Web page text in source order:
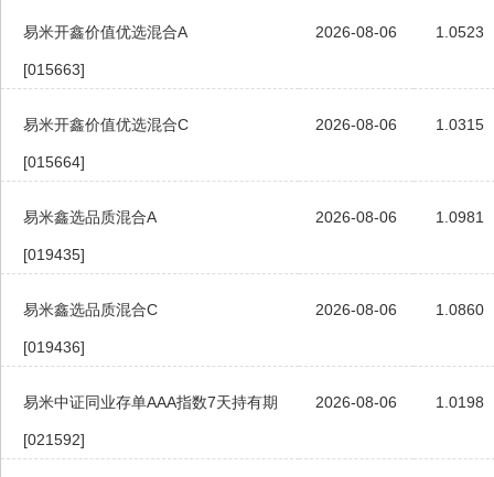
易米开鑫价值优选混合A
[015663]
2026-08-06 1.0523
易米开鑫价值优选混合C
[015664]
2026-08-06 1.0315
易米鑫选品质混合A
[019435]
2026-08-06 1.0981
易米鑫选品质混合C
[019436]
2026-08-06 1.0860
易米中证同业存单AAA指数7天持有期
[021592]
2026-08-06 1.0198